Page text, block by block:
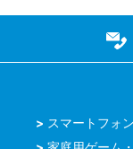
スマートフォ